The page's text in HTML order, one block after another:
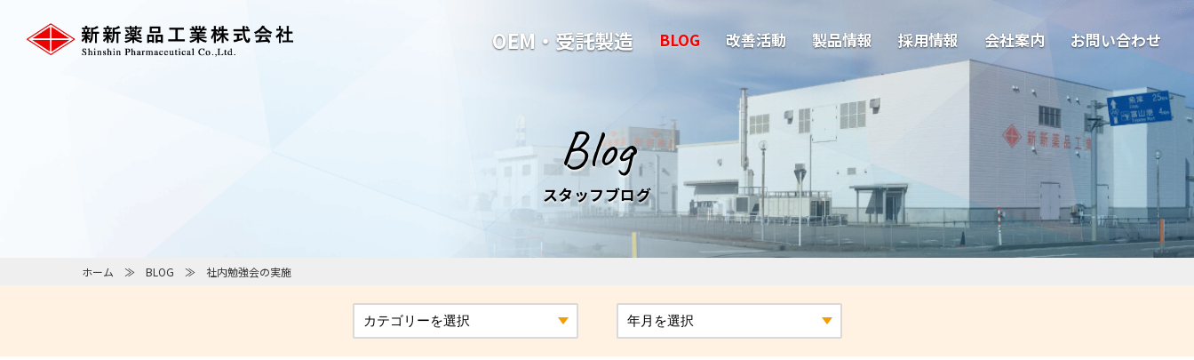
OEM・受託製造 BLOG 改善活動 製品情報 採用情報 会社案内 お問い合わせ
Blog
スタッフブログ
ホーム BLOG 社内勉強会の実施